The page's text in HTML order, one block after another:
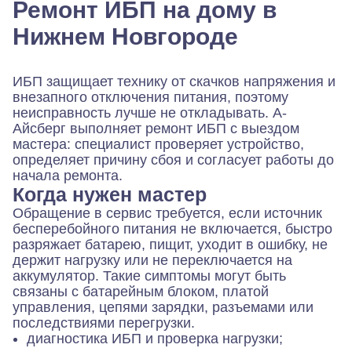
Ремонт ИБП на дому в
Нижнем Новгороде
ИБП защищает технику от скачков напряжения и
внезапного отключения питания, поэтому
неисправность лучше не откладывать. А-
Айсберг выполняет ремонт ИБП с выездом
мастера: специалист проверяет устройство,
определяет причину сбоя и согласует работы до
начала ремонта.
Когда нужен мастер
Обращение в сервис требуется, если источник
бесперебойного питания не включается, быстро
разряжает батарею, пищит, уходит в ошибку, не
держит нагрузку или не переключается на
аккумулятор. Такие симптомы могут быть
связаны с батарейным блоком, платой
управления, цепями зарядки, разъемами или
последствиями перегрузки.
диагностика ИБП и проверка нагрузки;